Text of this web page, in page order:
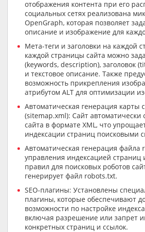
отображения контента при его
социальных сетях реализована
OpenGraph, которая позволяет
описание и изображение для
Мета-теги и заголовки на каждой
каждой страницы сайта можно
(keywords, description), заголовок
и текстовое описание. Также
возможность прикрепления
атрибутом ALT для оптимизации
Автоматическая генерация карты
(sitemap.xml): Сайт автоматически
сайта в формате XML, что
индексации страниц поисковыми
Автоматическая генерация файла
управления индексацией страниц
правил для поисковых роботов
генерирует файл robots.txt.
SEO-плагины: Установлены
плагины, которые обеспечивают
возможности по настройке
включая разрешение или запрет
конкретных страниц и ссылок.